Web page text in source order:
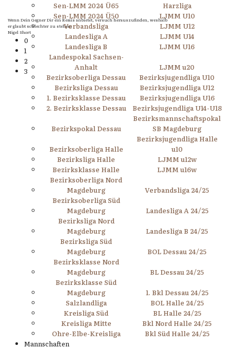
Wenn Dein Gegner Dir ein Remis anbietet, versuch herauszufinden, weshalb
er glaubt schlechter zu stehen.
Nigel Short
0
1
2
3
Sen-LMM 2024 Ü65
Harzliga
Sen-LMM 2024 Ü50
LJMM U10
Verbandsliga
LJMM U12
Landesliga A
LJMM U14
Landesliga B
LJMM U16
Landespokal Sachsen-
Anhalt
LJMM u20
Bezirksoberliga Dessau
Bezirksjugendliga U10
Bezirksliga Dessau
Bezirksjugendliga U12
1. Bezirksklasse Dessau
Bezirksjugendliga U16
2. Bezirksklasse Dessau
Bezirksjugendliga U14-U18
Bezirkspokal Dessau
Bezirksmannschaftspokal
SB Magdeburg
Bezirksoberliga Halle
Bezirksjugendliga Halle
u10
Bezirksliga Halle
LJMM u12w
Bezirksklasse Halle
LJMM u16w
Bezirksoberliga Nord
Magdeburg
Verbandsliga 24/25
Bezirksoberliga Süd
Magdeburg
Landesliga A 24/25
Bezirksliga Nord
Magdeburg
Landesliga B 24/25
Bezirksliga Süd
Magdeburg
BOL Dessau 24/25
Bezirksklasse Nord
Magdeburg
BL Dessau 24/25
Bezirksklasse Süd
Magdeburg
1. Bkl Dessau 24/25
Salzlandliga
BOL Halle 24/25
Kreisliga Süd
BL Halle 24/25
Kreisliga Mitte
Bkl Nord Halle 24/25
Ohre-Elbe-Kreisliga
Bkl Süd Halle 24/25
Mannschaften